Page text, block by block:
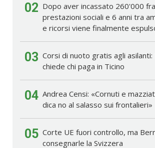
02 Dopo aver incassato 260'000
prestazioni sociali e 6 anni tra
e ricorsi viene finalmente
03 Corsi di nuoto gratis agli asilanti:
chiede chi paga in Ticino
04 Andrea Censi: «Cornuti e
dica no al salasso sui frontalieri»
05 Corte UE fuori controllo, ma
consegnarle la Svizzera